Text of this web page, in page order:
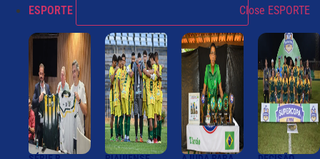
ESPORTE Close ESPORTE